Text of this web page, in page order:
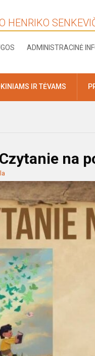
HENRIKO
ADMINISTRACINĖ
IR TĖVAMS
na